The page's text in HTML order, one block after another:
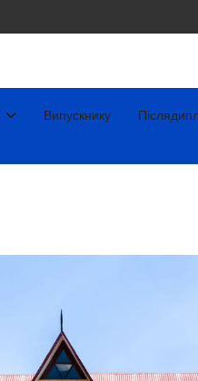
Випускнику